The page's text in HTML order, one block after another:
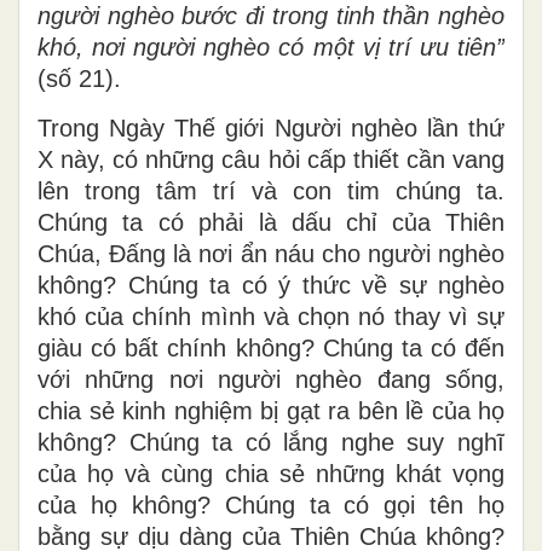
người nghèo bước đi trong tinh thần nghèo
khó, nơi người nghèo có một vị trí ưu tiên”
(số 21).
Trong Ngày Thế giới Người nghèo lần thứ
X này, có những câu hỏi cấp thiết cần vang
lên trong tâm trí và con tim chúng ta.
Chúng ta có phải là dấu chỉ của Thiên
Chúa, Đấng là nơi ẩn náu cho người nghèo
không? Chúng ta có ý thức về sự nghèo
khó của chính mình và chọn nó thay vì sự
giàu có bất chính không? Chúng ta có đến
với những nơi người nghèo đang sống,
chia sẻ kinh nghiệm bị gạt ra bên lề của họ
không? Chúng ta có lắng nghe suy nghĩ
của họ và cùng chia sẻ những khát vọng
của họ không? Chúng ta có gọi tên họ
bằng sự dịu dàng của Thiên Chúa không?